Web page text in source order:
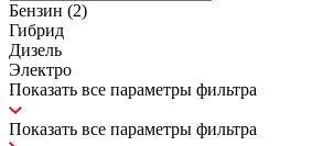
Бензин (2)
Гибрид
Дизель
Электро
Показать все параметры фильтра
Показать все параметры фильтра